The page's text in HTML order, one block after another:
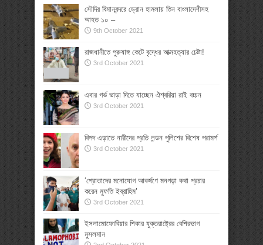
সৌদির বিমানবন্দরে ড্রোন হামলায় তিন বাংলাদেশীসহ
আহত ১০ –
9th October 2021
রাজধানীতে পুরুষাঙ্গ কেটে বৃদ্ধের আত্মহত্যার চেষ্টা!
3rd October 2021
এবার গর্ভ ভাড়া দিতে যাচ্ছেন ঐশ্বরিয়া রাই বচ্চন
3rd October 2021
বিপদ এড়াতে নারীদের প্রতি লন্ডন পুলিশের বিশেষ পরামর্শ
3rd October 2021
‘শ্রোতাদের মনোযোগ আকর্ষণে মনগড়া কথা প্রচার
করেন মুফতি ইব্রাহিম’
3rd October 2021
ইসলামোফোবিয়ার শিকার যুক্তরাষ্ট্রের বেশিরভাগ
মুসলমান